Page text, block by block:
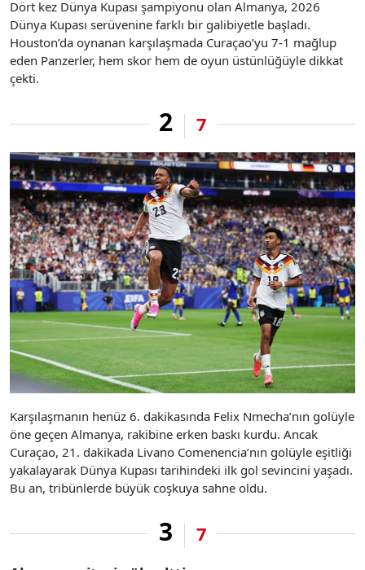
Dört kez Dünya Kupası şampiyonu olan Almanya, 2026
Dünya Kupası serüvenine farklı bir galibiyetle başladı.
Houston’da oynanan karşılaşmada Curaçao’yu 7-1 mağlup
eden Panzerler, hem skor hem de oyun üstünlüğüyle dikkat
çekti.
2 7
Karşılaşmanın henüz 6. dakikasında Felix Nmecha’nın golüyle
öne geçen Almanya, rakibine erken baskı kurdu. Ancak
Curaçao, 21. dakikada Livano Comenencia’nın golüyle eşitliği
yakalayarak Dünya Kupası tarihindeki ilk gol sevincini yaşadı.
Bu an, tribünlerde büyük coşkuya sahne oldu.
3 7